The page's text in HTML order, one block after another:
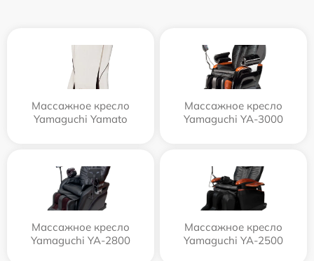
Массажное кресло
Yamaguchi Yamato
Массажное кресло
Yamaguchi YA-3000
Массажное кресло
Yamaguchi YA-2800
Массажное кресло
Yamaguchi YA-2500